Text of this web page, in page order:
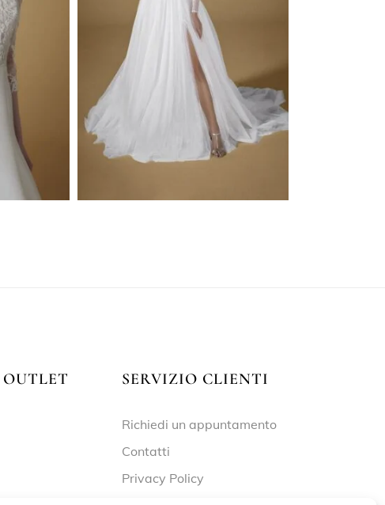
OUTLET SERVIZIO CLIENTI
Richiedi un appuntamento
Contatti
Privacy Policy